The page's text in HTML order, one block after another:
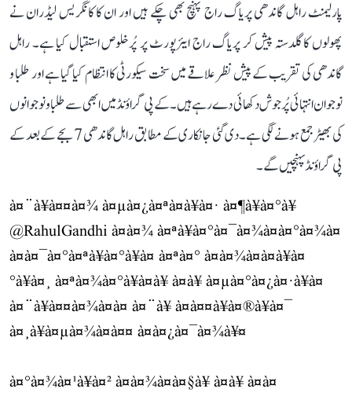
پارلیمنٹ راہل گاندھی پریاگ راج پہنچ بھی چکے ہیں اور ان کا کانگریس لیڈران نے
پھولوں کا گلدستہ پیش کر پریاگ راج ایئرپورٹ پر پُرخلوص استقبال کیا ہے۔ راہل
گاندھی کی تقریب کے پیش نظر علاقے میں سخت سیکورٹی کا انتظام کیا گیا ہے اور طلبا و
نوجوان انتہائی پُرجوش دکھائی دے رہے ہیں۔ کے پی گراؤنڈ میں ابھی سے طلبا و نوجوانوں
کی بھیڑ جمع ہونے لگی ہے۔ دی گئی جانکاری کے مطابق راہل گاندھی 7 بجے کے بعد کے
پی گراؤنڈ پہنچیں گے۔
à¤¨à¥à¤¤à¤¾ à¤µà¤¿à¤ªà¤à¥à¤· à¤¶à¥à¤°à¥
@RahulGandhi à¤à¤¾ à¤ªà¥à¤°à¤¯à¤¾à¤à¤°à¤¾à¤
à¤à¤¯à¤°à¤ªà¥à¤°à¥à¤ à¤ªà¤° à¤à¤¾à¤à¤à¥à¤
°à¥à¤¸ à¤ªà¤¾à¤°à¥à¤à¥ à¤à¥ à¤µà¤°à¤¿à¤·à¥à¤
à¤¨à¥à¤¤à¤¾à¤à¤ à¤¨à¥ à¤à¤¤à¥à¤®à¥à¤¯
à¤¸à¥à¤µà¤¾à¤à¤¤ à¤à¤¿à¤¯à¤¾à¥¤
à¤°à¤¾à¤¹à¥à¤² à¤à¤¾à¤à¤§à¥ à¤à¥ à¤à¤